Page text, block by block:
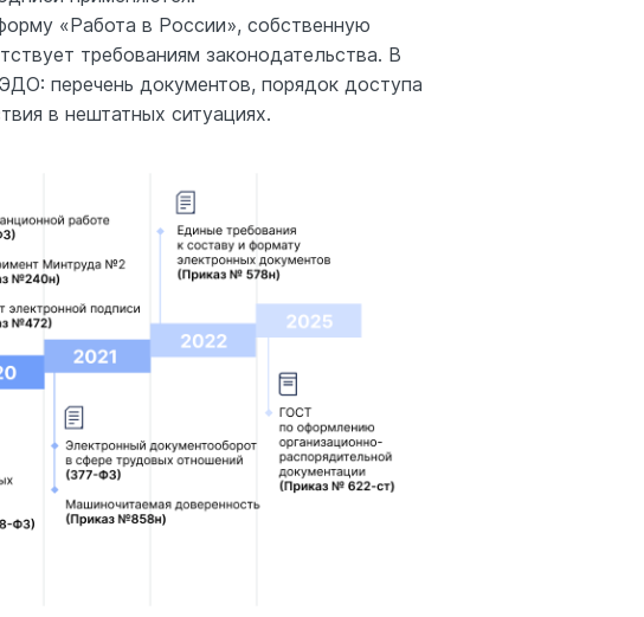
«Работа в России», собственную
требованиям законодательства. В
перечень документов, порядок доступа
в нештатных ситуациях.